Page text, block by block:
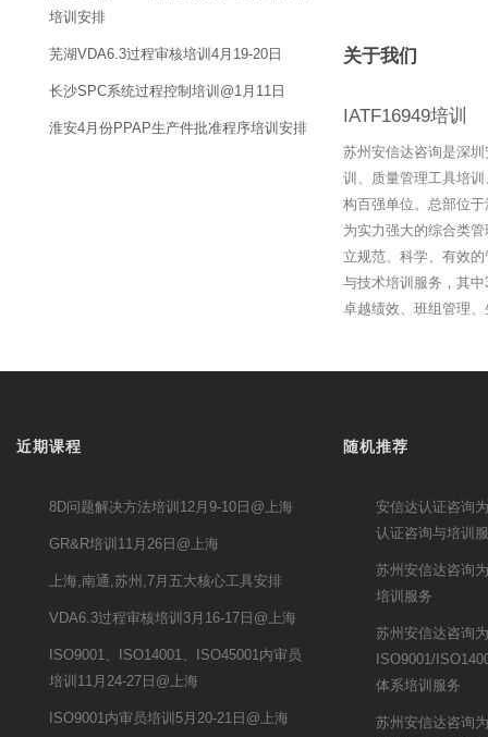
关于我们
IATF16949培训
苏州安信达咨询是深
训、质量管理工具培
构百强单位。总部位
为实力强大的综合类
立规范、科学、有效
与技术培训服务，其
卓越绩效、班组管理
培训安排
芜湖VDA6.3过程审核培训4月19-20日
长沙SPC系统过程控制培训@1月11日
淮安4月份PPAP生产件批准程序培训安排
近期课程
8D问题解决方法培训12月9-10日@上海
GR&R培训11月26日@上海
上海,南通,苏州,7月五大核心工具安排
VDA6.3过程审核培训3月16-17日@上海
ISO9001、ISO14001、ISO45001内审员
培训11月24-27日@上海
ISO9001内审员培训5月20-21日@上海
随机推荐
安信达认证咨询
认证咨询与培训
苏州安信达咨询
培训服务
苏州安信达咨询
ISO9001/
体系培训服务
苏州安信达咨询